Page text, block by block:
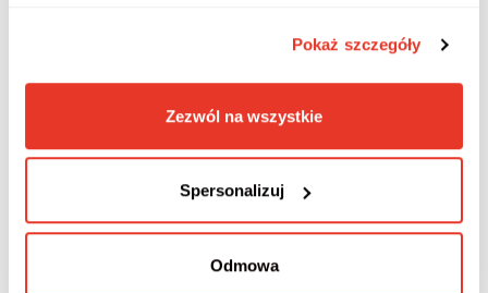
Pokaż szczegóły
Zezwól na wszystkie
Spersonalizuj
Odmowa